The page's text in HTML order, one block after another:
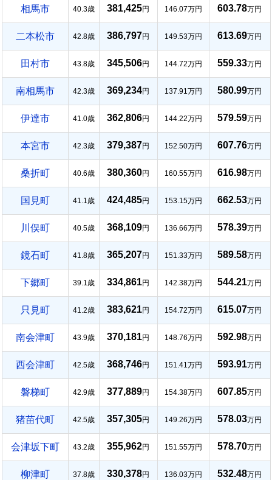
相馬市 40.3歳 381,425円 146.07万円 603.78万円
二本松市 42.8歳 386,797円 149.53万円 613.69万円
田村市 43.8歳 345,506円 144.72万円 559.33万円
南相馬市 42.3歳 369,234円 137.91万円 580.99万円
伊達市 41.0歳 362,806円 144.22万円 579.59万円
本宮市 42.3歳 379,387円 152.50万円 607.76万円
桑折町 40.6歳 380,360円 160.55万円 616.98万円
国見町 41.1歳 424,485円 153.15万円 662.53万円
川俣町 40.5歳 368,109円 136.66万円 578.39万円
鏡石町 41.8歳 365,207円 151.33万円 589.58万円
下郷町 39.1歳 334,861円 142.38万円 544.21万円
只見町 41.2歳 383,621円 154.72万円 615.07万円
南会津町 43.9歳 370,181円 148.76万円 592.98万円
西会津町 42.5歳 368,746円 151.41万円 593.91万円
磐梯町 42.9歳 377,889円 154.38万円 607.85万円
猪苗代町 42.5歳 357,305円 149.26万円 578.03万円
会津坂下町 43.2歳 355,962円 151.55万円 578.70万円
柳津町 37.8歳 330,378円 136.03万円 532.48万円